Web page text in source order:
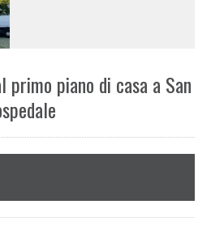
primo piano di casa a San